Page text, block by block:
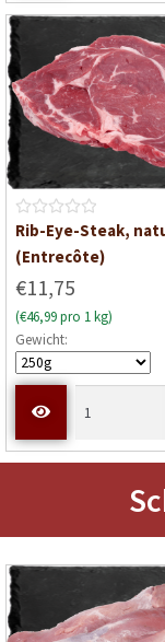
B
e
e
r
t
e
t
t
5
Rib-Eye-Steak,
(Entrecôte)
€11,75
(€46,99 pro 1 kg)
Gewicht: